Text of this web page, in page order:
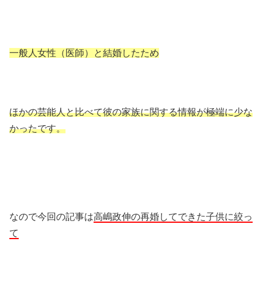
一般人女性（医師）と結婚したため
ほかの芸能人と比べて彼の家族に関する情報が極端に少な
かったです。
なので今回の記事は高嶋政伸の再婚してできた子供に絞っ
て